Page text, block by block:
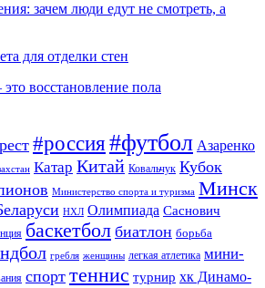
зачем люди едут не смотреть, а
для отделки стен
восстановление пола
#россия#футбол Азаренко
Катар Китай Ковальчук Кубок
Министерство спорта и туризма Минск
НХЛ Олимпиада Саснович
баскетбол биатлон борьба
гребля женщины легкая атлетика мини-
спорт теннис турнир хк Динамо-